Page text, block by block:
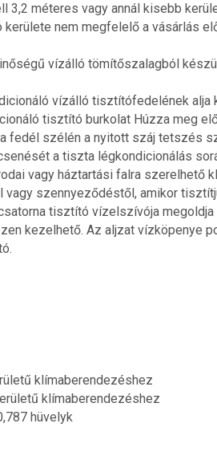
3,2 méteres vagy annál kisebb
nem megfelelő a vásárlás
vízálló tömítőszalagból
vízálló tisztítófedelének alja
tisztító burkolat Húzza meg
fedél szélén a nyitott száj tetszés
a tiszta légkondicionálás
vagy háztartási falra szerelhető
vagy szennyeződéstől, amikor
tisztító vízelszívója
kezelhető. Az aljzat vízköpenye
klímaberendezéshez
klímaberendezéshez
hüvelyk